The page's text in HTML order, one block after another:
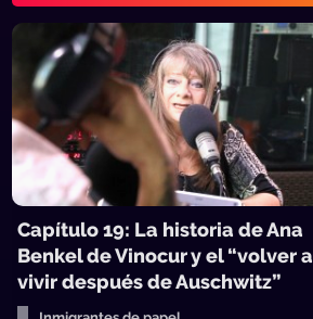
Capítulo 19: La historia de Ana
Benkel de Vinocur y el “volver a
vivir después de Auschwitz”